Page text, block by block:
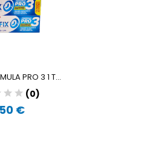
PRO 3 1 T...
(0)
€